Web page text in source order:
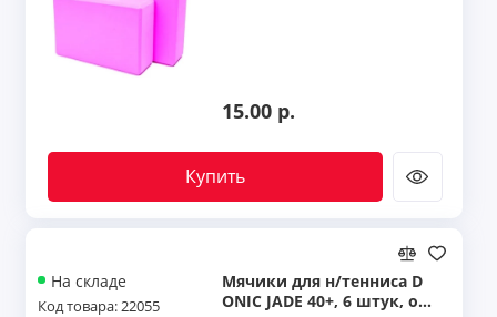
15.00 р.
Купить
На складе
Код товара: 22055
Мячики для н/тенниса D
ONIC JADE 40+, 6 штук, ор